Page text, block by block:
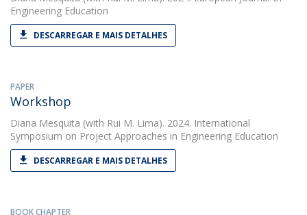
Engineering Education
DESCARREGAR E MAIS DETALHES
PAPER
Workshop
Diana Mesquita (with Rui M. Lima). 2024. International
Symposium on Project Approaches in Engineering Education
DESCARREGAR E MAIS DETALHES
BOOK CHAPTER